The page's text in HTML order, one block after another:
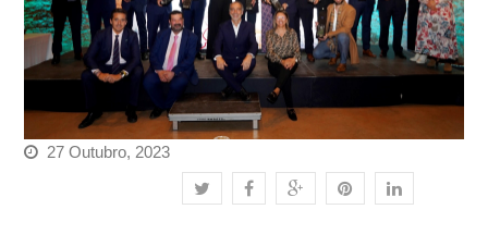
27 Outubro, 2023